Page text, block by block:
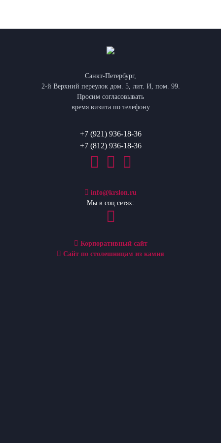
Санкт-Петербург,
2-й Верхний переулок дом. 5, лит. И, пом. 99.
Просим согласовывать
время визита по телефону
+7 (921) 936-18-36
+7 (812) 936-18-36
info@krslon.ru
Мы в соц сетях:
Корпоративный сайт
Сайт по столешницам из камня